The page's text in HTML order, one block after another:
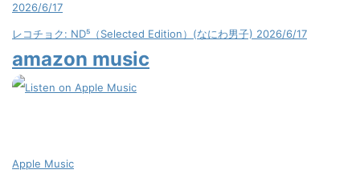
2026/6/17
レコチョク: ND⁵（Selected Edition）(なにわ男子) 2026/6/17
amazon music
Apple Music